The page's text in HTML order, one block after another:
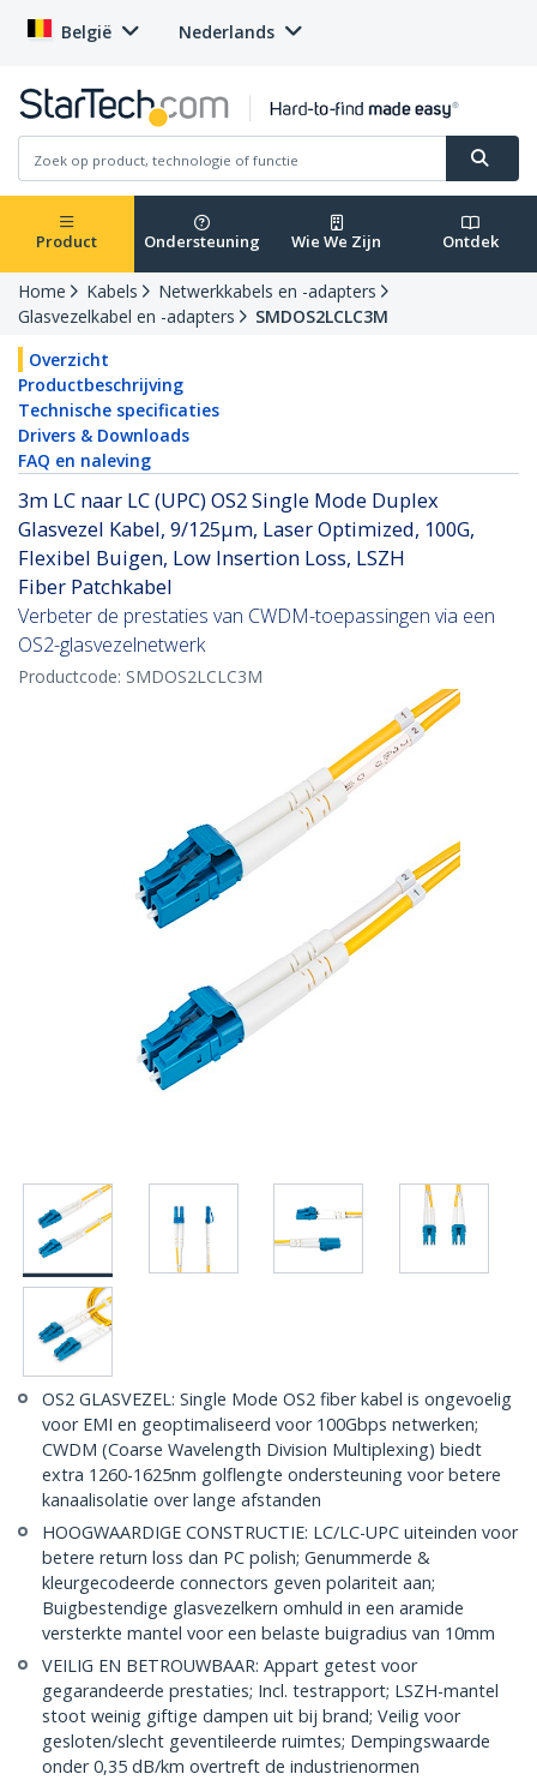
België Nederlands
Product Ondersteuning Wie We Zijn Ontdek
Home Kabels
Netwerkkabels en -adapters
Glasvezelkabel en -adapters
SMDOS2LCLC3M
Overzicht
Productbeschrijving
Technische specificaties
Drivers & Downloads
FAQ en naleving
3m LC naar LC (UPC) OS2 Single Mode Duplex
Glasvezel Kabel, 9/125µm, Laser Optimized, 100G,
Flexibel Buigen, Low Insertion Loss, LSZH
Fiber Patchkabel
Verbeter de prestaties van CWDM-toepassingen via een
OS2-glasvezelnetwerk
Productcode: SMDOS2LCLC3M
OS2 GLASVEZEL: Single Mode OS2 fiber kabel is ongevoelig
voor EMI en geoptimaliseerd voor 100Gbps netwerken;
CWDM (Coarse Wavelength Division Multiplexing) biedt
extra 1260-1625nm golflengte ondersteuning voor betere
kanaalisolatie over lange afstanden
HOOGWAARDIGE CONSTRUCTIE: LC/LC-UPC uiteinden voor
betere return loss dan PC polish; Genummerde &
kleurgecodeerde connectors geven polariteit aan;
Buigbestendige glasvezelkern omhuld in een aramide
versterkte mantel voor een belaste buigradius van 10mm
VEILIG EN BETROUWBAAR: Appart getest voor
gegarandeerde prestaties; Incl. testrapport; LSZH-mantel
stoot weinig giftige dampen uit bij brand; Veilig voor
gesloten/slecht geventileerde ruimtes; Dempingswaarde
onder 0,35 dB/km overtreft de industrienormen